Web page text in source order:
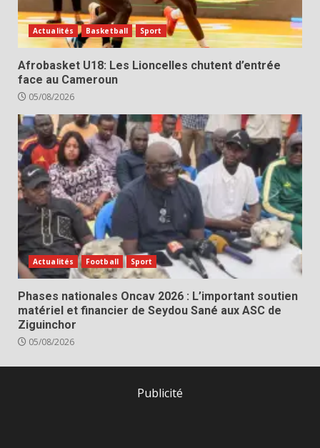
Actualités Basketball Sport
Afrobasket U18: Les Lioncelles chutent d’entrée
face au Cameroun
05/08/2026
Actualités Football Sport
Phases nationales Oncav 2026 : L’important soutien
matériel et financier de Seydou Sané aux ASC de
Ziguinchor
05/08/2026
Publicité